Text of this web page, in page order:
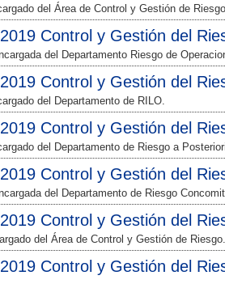
del Área de Control y Gestión de Riesgo
Control y Gestión del
del Departamento Riesgo de
Control y Gestión del
del Departamento de RILO.
Control y Gestión del
del Departamento de Riesgo a
Control y Gestión del
del Departamento de Riesgo
Control y Gestión del
del Área de Control y Gestión de Riesgo.
Control y Gestión del